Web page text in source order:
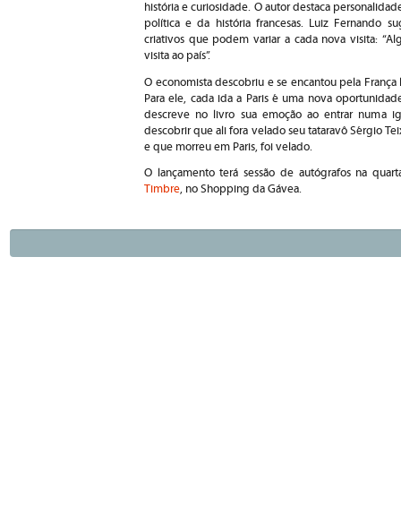
história e curiosidade. O autor destaca
política e da história francesas. Luiz Fernando
criativos que podem variar a cada nova visita:
visita ao país”.
O economista descobriu e se encantou pela
Para ele, cada ida a Paris é uma nova
descreve no livro sua emoção ao entrar numa
descobrir que ali fora velado seu tataravô Sérgio
e que morreu em Paris, foi velado.
O lançamento terá sessão de autógrafos na
Timbre, no Shopping da Gávea.